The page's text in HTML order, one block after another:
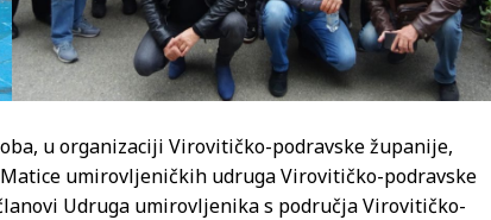
u organizaciji Virovitičko-podravske županije,
umirovljeničkih udruga Virovitičko-podravske
Udruga umirovljenika s područja Virovitičko-